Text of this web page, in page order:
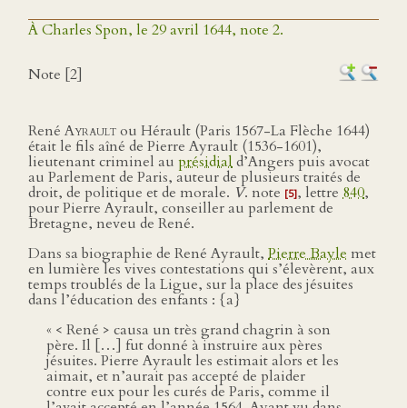
À Charles Spon, le 29 avril 1644, note 2.
Note [2]
René Ayraultou Hérault (Paris 1567-La Flèche 1644)
était le fils aîné de Pierre Ayrault (1536-1601),
lieutenant criminel au présidiald’Angers puis avocat
au Parlement de Paris, auteur de plusieurs traités de
droit, de politique et de morale. V. note [5], lettre 840,
pour Pierre Ayrault, conseiller au parlement de
Bretagne, neveu de René.
Dans sa biographie de René Ayrault, Pierre Bayle met
en lumière les vives contestations qui s’élevèrent, aux
temps troublés de la Ligue, sur la place des jésuites
dans l’éducation des enfants : {a}
« < René > causa un très grand chagrin à son
père. Il […] fut donné à instruire aux pères
jésuites. Pierre Ayrault les estimait alors et les
aimait, et n’aurait pas accepté de plaider
contre eux pour les curés de Paris, comme il